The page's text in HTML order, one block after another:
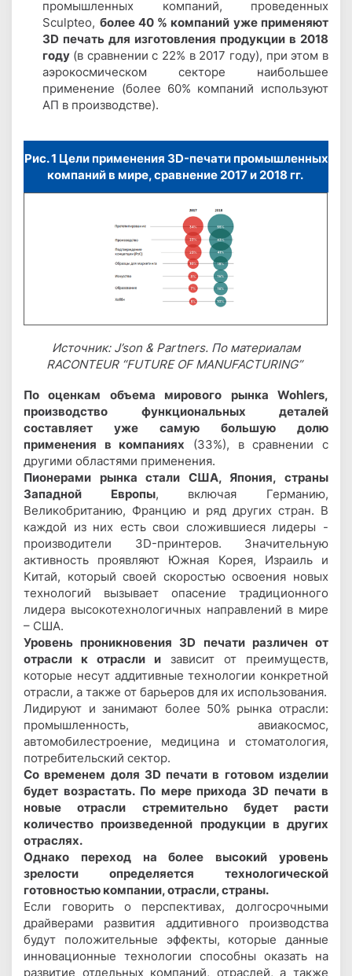
промышленных компаний, проведенных
Sculpteo, более 40 % компаний уже применяют
3D печать для изготовления продукции в 2018
году (в сравнении с 22% в 2017 году), при этом в
аэрокосмическом секторе наибольшее
применение (более 60% компаний используют
АП в производстве).
Рис. 1 Цели применения 3D-печати промышленных
компаний в мире, сравнение 2017 и 2018 гг.
Источник: J’son & Partners. По материалам
RACONTEUR “FUTURE OF MANUFACTURING”
По оценкам объема мирового рынка Wohlers,
производство функциональных деталей
составляет уже самую большую долю
применения в компаниях (33%), в сравнении с
другими областями применения.
Пионерами рынка стали США, Япония, страны
Западной Европы, включая Германию,
Великобританию, Францию и ряд других стран. В
каждой из них есть свои сложившиеся лидеры -
производители 3D-принтеров. Значительную
активность проявляют Южная Корея, Израиль и
Китай, который своей скоростью освоения новых
технологий вызывает опасение традиционного
лидера высокотехнологичных направлений в мире
– США.
Уровень проникновения 3D печати различен от
отрасли к отрасли и зависит от преимуществ,
которые несут аддитивные технологии конкретной
отрасли, а также от барьеров для их использования.
Лидируют и занимают более 50% рынка отрасли:
промышленность, авиакосмос,
автомобилестроение, медицина и стоматология,
потребительский сектор.
Со временем доля 3D печати в готовом изделии
будет возрастать. По мере прихода 3D печати в
новые отрасли стремительно будет расти
количество произведенной продукции в других
отраслях.
Однако переход на более высокий уровень
зрелости определяется технологической
готовностью компании, отрасли, страны.
Если говорить о перспективах, долгосрочными
драйверами развития аддитивного производства
будут положительные эффекты, которые данные
инновационные технологии способны оказать на
развитие отдельных компаний, отраслей, а также